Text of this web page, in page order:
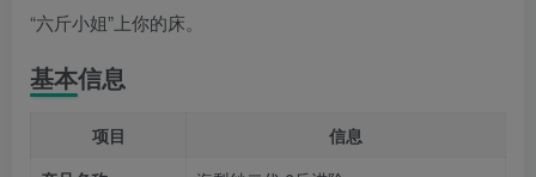
“六斤小姐”上你的床。
基本信息
项目
信息